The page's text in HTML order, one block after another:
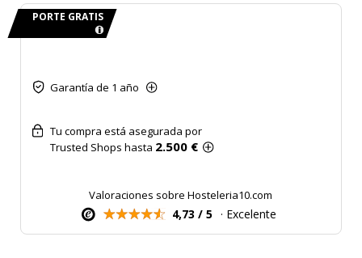
PORTE GRATIS
Garantía de 1 año
Tu compra está asegurada por
Trusted Shops hasta 2.500 €
Valoraciones sobre Hosteleria10.com
4,73 / 5 · Excelente